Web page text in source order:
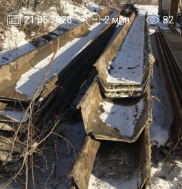
21.05.2026 2 мин. 82